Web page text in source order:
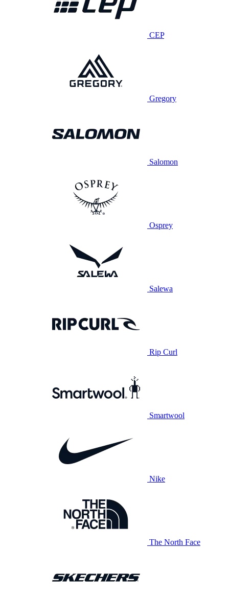
CEP
Gregory
Salomon
Osprey
Salewa
Rip Curl
Smartwool
Nike
The North Face